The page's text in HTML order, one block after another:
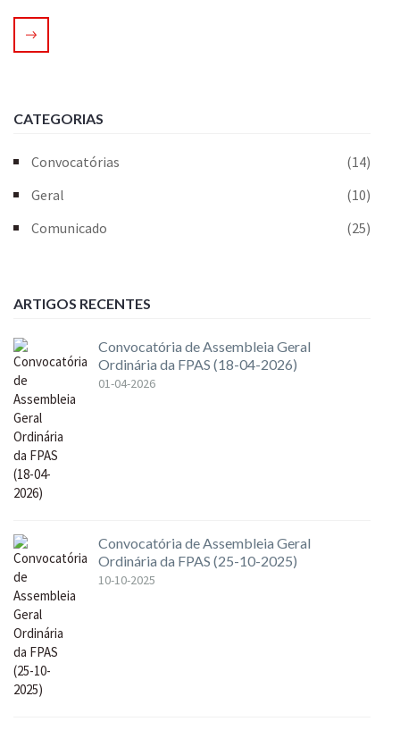
CATEGORIAS
Convocatórias
(14)
Geral
(10)
Comunicado
(25)
ARTIGOS RECENTES
Convocatória de Assembleia Geral
Ordinária da FPAS (18-04-2026)
01-04-2026
Convocatória de Assembleia Geral
Ordinária da FPAS (25-10-2025)
10-10-2025